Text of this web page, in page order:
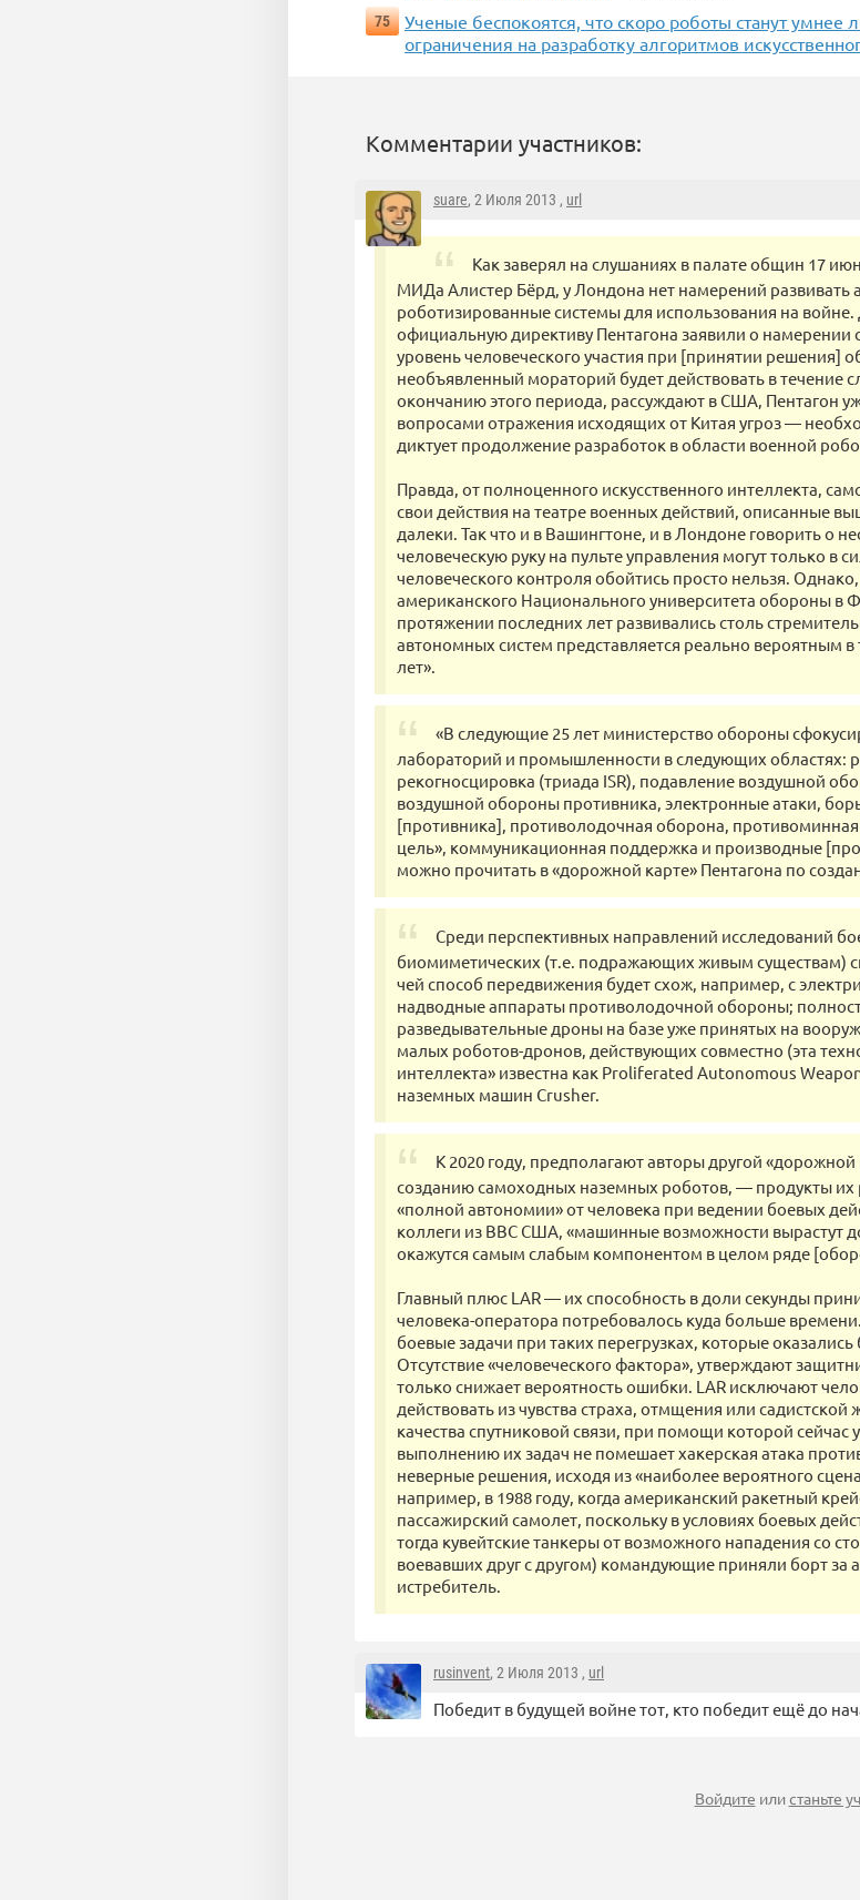
75
Ученые беспокоятся, что скоро роботы станут
ограничения на разработку алгоритмов
Комментарии участников:
suare, 2 Июля 2013 , url
Как заверял на слушаниях в палате общин 17
МИДа Алистер Бёрд, у Лондона нет намерений развивать
роботизированные системы для использования на
официальную директиву Пентагона заявили о намерении
уровень человеческого участия при [принятии решения]
необъявленный мораторий будет действовать в течение
окончанию этого периода, рассуждают в США, Пентагон
вопросами отражения исходящих от Китая угроз ―
диктует продолжение разработок в области военной
Правда, от полноценного искусственного интеллекта,
свои действия на театре военных действий, описанные
далеки. Так что и в Вашингтоне, и в Лондоне говорить о
человеческую руку на пульте управления могут только в
человеческого контроля обойтись просто нельзя.
американского Национального университета обороны в
протяжении последних лет развивались столь
автономных систем представляется реально вероятным
лет».
«В следующие 25 лет министерство обороны
лабораторий и промышленности в следующих областях:
рекогносцировка (триада ISR), подавление воздушной
воздушной обороны противника, электронные атаки,
[противника], противолодочная оборона,
цель», коммуникационная поддержка и производные
можно прочитать в «дорожной карте» Пентагона по
Среди перспективных направлений исследований
биомиметических (т.е. подражающих живым существам)
чей способ передвижения будет схож, например, с
надводные аппараты противолодочной обороны;
разведывательные дроны на базе уже принятых на
малых роботов-дронов, действующих совместно (эта
интеллекта» известна как Proliferated Autonomous
наземных машин Crusher.
К 2020 году, предполагают авторы другой
созданию самоходных наземных роботов, ― продукты их
«полной автономии» от человека при ведении боевых
коллеги из ВВС США, «машинные возможности вырастут
окажутся самым слабым компонентом в целом ряде
Главный плюс LAR ― их способность в доли секунды
человека-оператора потребовалось куда больше
боевые задачи при таких перегрузках, которые
Отсутствие «человеческого фактора», утверждают
только снижает вероятность ошибки. LAR исключают
действовать из чувства страха, отмщения или садистской
качества спутниковой связи, при помощи которой
выполнению их задач не помешает хакерская атака
неверные решения, исходя из «наиболее вероятного
например, в 1988 году, когда американский ракетный
пассажирский самолет, поскольку в условиях боевых
тогда кувейтские танкеры от возможного нападения со
воевавших друг с другом) командующие приняли борт за
истребитель.
rusinvent, 2 Июля 2013 , url
Победит в будущей войне тот, кто победит ещё до
Войдите илистаньте